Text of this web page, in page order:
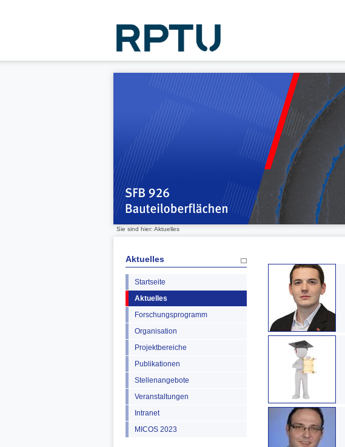
Sie sind hier: Aktuelles
Aktuelles
Startseite
Aktuelles
Forschungsprogramm
Organisation
Projektbereiche
Publikationen
Stellenangebote
Veranstaltungen
Intranet
MICOS 2023